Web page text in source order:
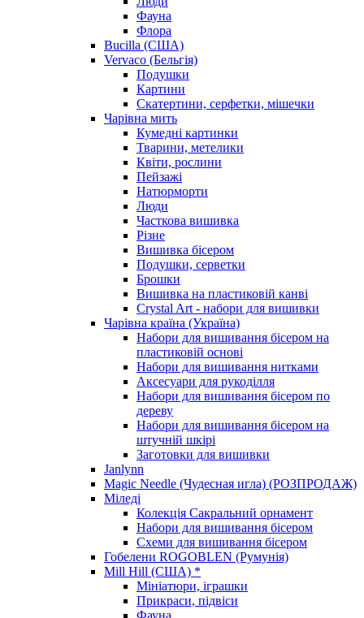
Фауна
Флора
Bucilla (США)
Vervaco (Бельгія)
Подушки
Картини
Скатертини, серфетки, мішечки
Чарiвна мить
Кумедні картинки
Тварини, метелики
Квіти, рослини
Пейзажі
Натюрморти
Люди
Часткова вишивка
Різне
Вишивка бісером
Подушки, серветки
Брошки
Вишивка на пластиковій канві
Crystal Art - набори для вишивки
Чарівна країна (Україна)
Набори для вишивання бісером на
пластиковій основі
Набори для вишивання нитками
Аксесуари для рукоділля
Набори для вишивання бісером по
дереву
Набори для вишивання бісером на
штучній шкірі
Заготовки для вишивки
Janlynn
Magic Needle (Чудесная игла) (РОЗПРОДАЖ)
Міледі
Колекція Сакральний орнамент
Набори для вишивання бісером
Схеми для вишивання бісером
Гобелени ROGOBLEN (Румунія)
Mill Hill (США) *
Мініатюри, іграшки
Прикраси, підвіси
Фауна